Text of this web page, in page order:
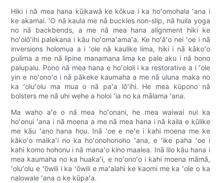
Hiki i nā mea hana kūikawā ke kōkua i ka hoʻomohala ʻana i
ke akamai. ʻO nā kaula me nā buckles non-slip, nā huila yoga
no nā backbends, a me nā mea hana alignment hiki ke
hoʻolōʻihi palekana i kāu hoʻomaʻamaʻa. Ke hoʻāʻo nei ʻoe i nā
inversions holomua a i ʻole nā ​​​​kaulike lima, hiki i nā kākoʻo
pulima a me nā lipine manamana lima ke pale aku i nā hono
palupalu. Pono nā mea hana e hoʻololi i ka restorative a i ʻole
yin e noʻonoʻo i nā pākeke kaumaha a me nā uluna maka no
ka ʻoluʻolu ma mua o nā paʻa lōʻihi. He mea kūpono nā
bolsters me nā uhi wehe a holoi ʻia no ka mālama ʻana.
Ma waho aʻe o nā mea hoʻonani, he mea waiwai nui ka
hoʻonui ʻana i nā moena a me nā mea hana i nā kaila e kūlike
me kāu ʻano hana hou. Inā ʻoe e neʻe i kahi moena me ke
kākoʻo maikaʻi no ka hoʻonohonoho ʻana, e ʻike paha ʻoe i
kahi komo hohonu i nā manaʻo kino maalea. Inā lilo kāu hana i
mea kaumaha no ka huakaʻi, e noʻonoʻo i kahi moena māmā,
ʻoluʻolu e ʻōwili i ka ʻōwili e maʻalahi ke kaomi me ka ʻole o ka
nalowale ʻana o ke kūpaʻa.